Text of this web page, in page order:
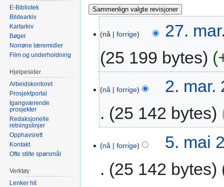
nå forrige
27.
25 199 bytes
nå forrige
2. mar.
25 142 bytes
nå forrige
5. mai
25 142 bytes
E-Bibliotek
Bildearkiv
Kartarkiv
Bøger
Norrøne læremidler
Film og underholdning
Hjelpesider
Arbeidskontoret
Prosjektportal
Igangværende
prosjekter
Redaksjonelle
retningslinjer
Opphavsrett
Kontakt
Ofte stilte spørsmål
Verktøy
Lenker hit